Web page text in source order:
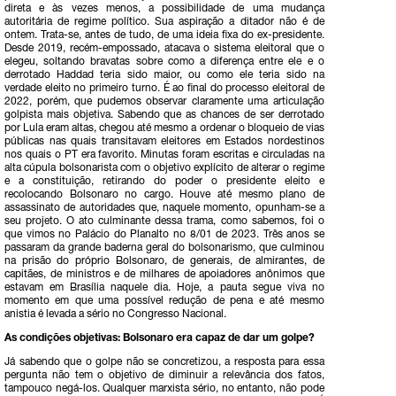
direta e às vezes menos, a possibilidade de uma mudança
autoritária de regime político. Sua aspiração a ditador não é de
ontem. Trata-se, antes de tudo, de uma ideia fixa do ex-presidente.
Desde 2019, recém-empossado, atacava o sistema eleitoral que o
elegeu, soltando bravatas sobre como a diferença entre ele e o
derrotado Haddad teria sido maior, ou como ele teria sido na
verdade eleito no primeiro turno. É ao final do processo eleitoral de
2022, porém, que pudemos observar claramente uma articulação
golpista mais objetiva. Sabendo que as chances de ser derrotado
por Lula eram altas, chegou até mesmo a ordenar o bloqueio de vias
públicas nas quais transitavam eleitores em Estados nordestinos
nos quais o PT era favorito. Minutas foram escritas e circuladas na
alta cúpula bolsonarista com o objetivo explícito de alterar o regime
e a constituição, retirando do poder o presidente eleito e
recolocando Bolsonaro no cargo. Houve até mesmo plano de
assassinato de autoridades que, naquele momento, opunham-se a
seu projeto. O ato culminante dessa trama, como sabemos, foi o
que vimos no Palácio do Planalto no 8/01 de 2023. Três anos se
passaram da grande baderna geral do bolsonarismo, que culminou
na prisão do próprio Bolsonaro, de generais, de almirantes, de
capitães, de ministros e de milhares de apoiadores anônimos que
estavam em Brasília naquele dia. Hoje, a pauta segue viva no
momento em que uma possível redução de pena e até mesmo
anistia é levada a sério no Congresso Nacional.
As condições objetivas: Bolsonaro era capaz de dar um golpe?
Já sabendo que o golpe não se concretizou, a resposta para essa
pergunta não tem o objetivo de diminuir a relevância dos fatos,
tampouco negá-los. Qualquer marxista sério, no entanto, não pode